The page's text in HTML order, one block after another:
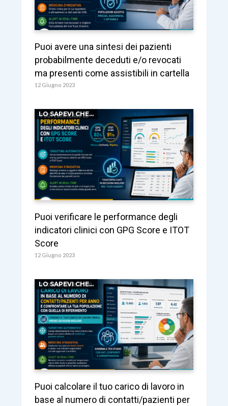
Puoi avere una sintesi dei pazienti
probabilmente deceduti e/o revocati
ma presenti come assistibili in cartella
12 Giugno 2023
LO SAPEVI CHE...
Puoi verificare le performance degli
indicatori clinici con GPG Score e ITOT
Score
12 Giugno 2023
LO SAPEVI CHE...
Puoi calcolare il tuo carico di lavoro in
base al numero di contatti/pazienti per